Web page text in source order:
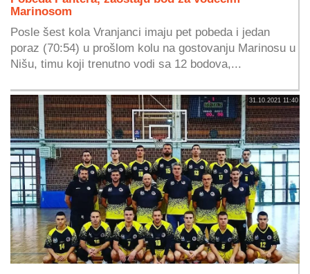
Marinosom
Posle šest kola Vranjanci imaju pet pobeda i jedan
poraz (70:54) u prošlom kolu na gostovanju Marinosu u
Nišu, timu koji trenutno vodi sa 12 bodova,...
31.10.2021 11:40